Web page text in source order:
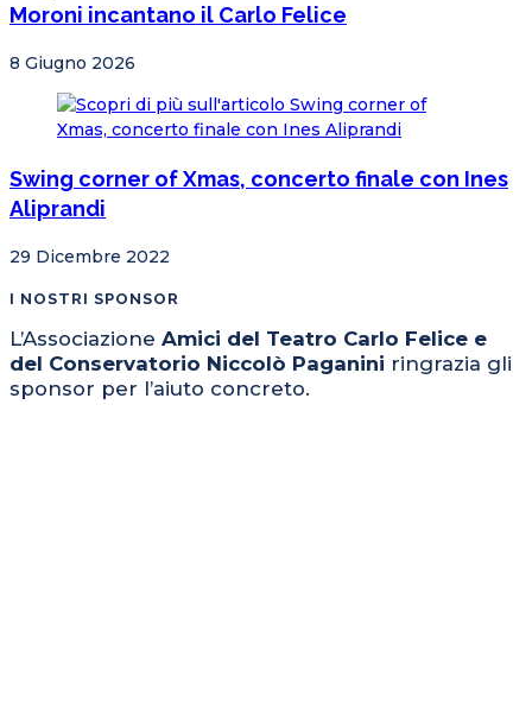
Moroni incantano il Carlo Felice
8 Giugno 2026
Swing corner of Xmas, concerto finale con Ines
Aliprandi
29 Dicembre 2022
I NOSTRI SPONSOR
L’Associazione Amici del Teatro Carlo Felice e
del Conservatorio Niccolò Paganini ringrazia gli
sponsor per l’aiuto concreto.